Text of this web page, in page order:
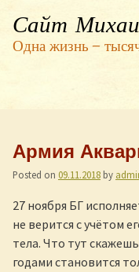
Сайт
Одна жизнь —
Армия
Posted on 09.11.2018 by
27 ноября БГ
не верится с учётом
тела. Что тут
годами становится